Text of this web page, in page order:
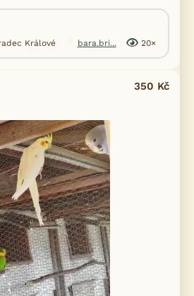
Králové
bara.bri... 20×
350 Kč